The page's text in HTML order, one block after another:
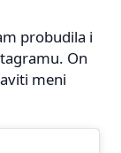
probudila i
On
meni